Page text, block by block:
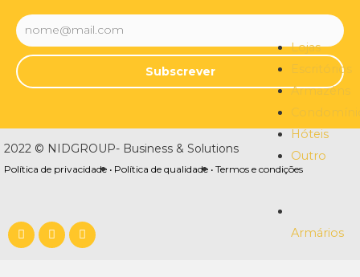
Lojas
Escritórios
Armazéns
Hóteis
Outro
Armários
Subscrever
2022 © NIDGROUP- Business & Solutions
Política de privacidade • Política de qualidade • Termos e condições